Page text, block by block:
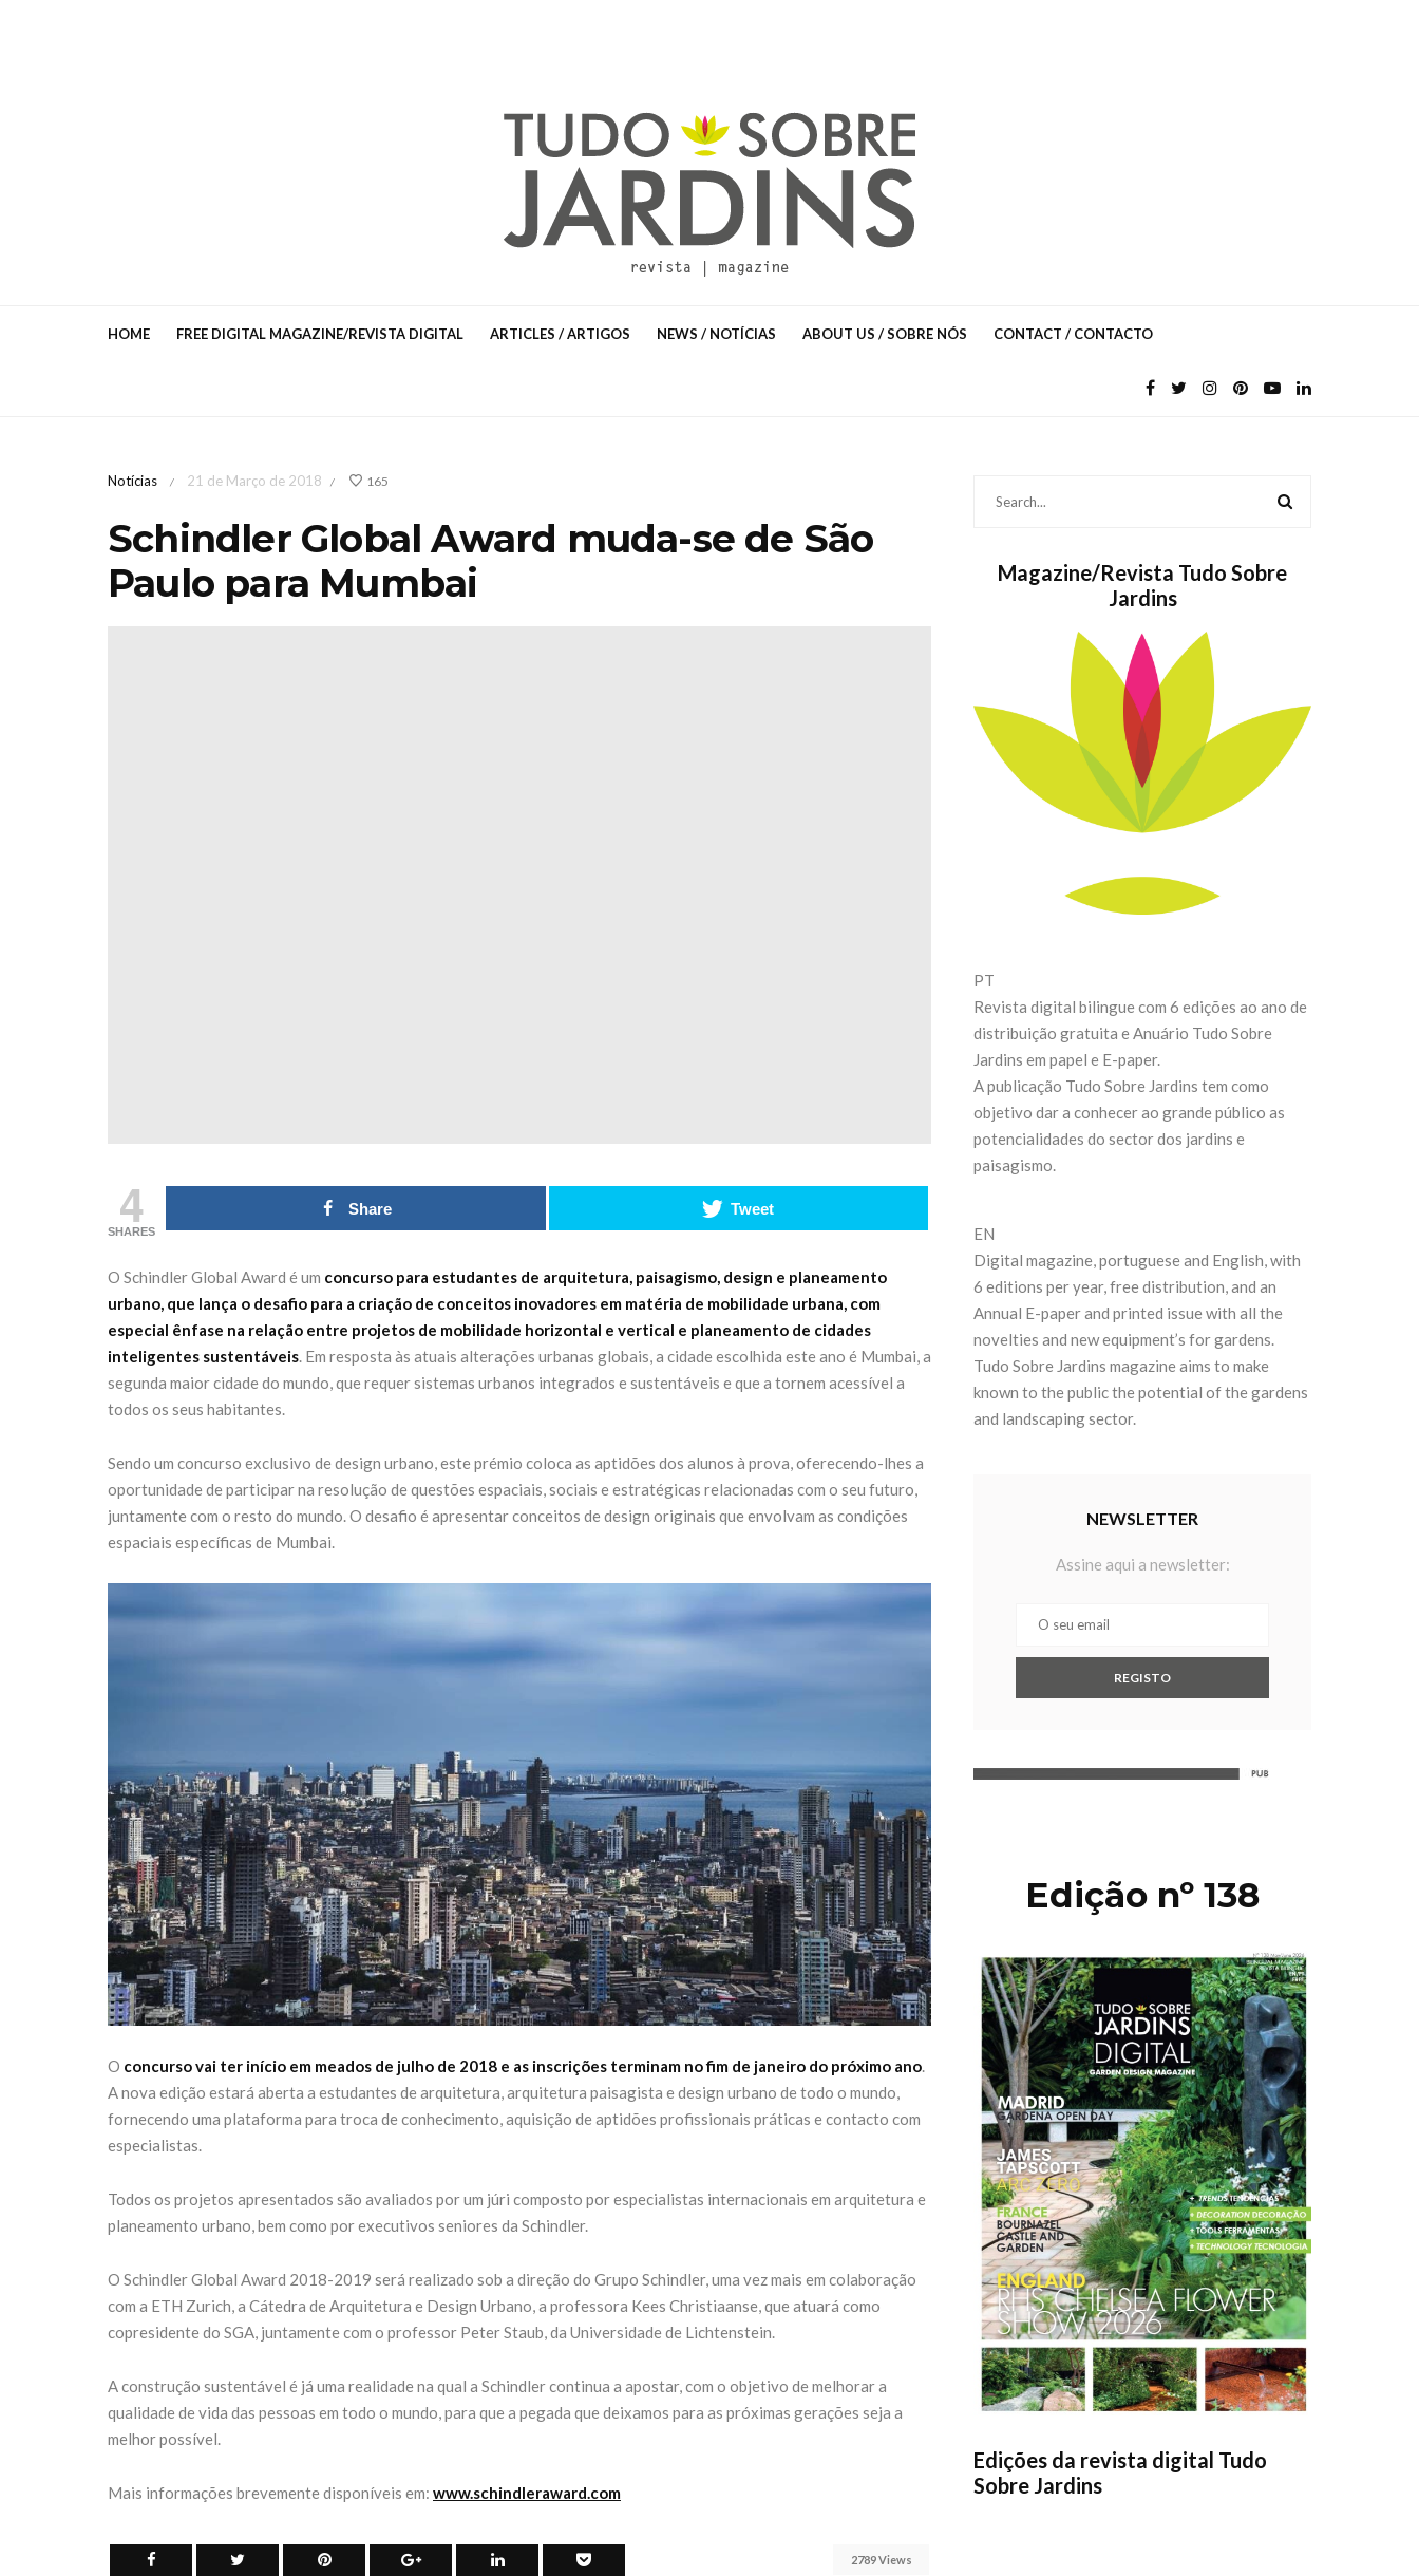
Bolos também
CONTINUE READING
HOME FREE DIGITAL MAGAZINE/REVISTA DIGITAL ARTICLES / ARTIGOS NEWS / NOTÍCIAS ABOUT US / SOBRE NÓS CONTACT / CONTACTO
Notícias / 21 de Março de 2018 / 165
Schindler Global Award muda-se de São
Paulo para Mumbai
4
SHARES
Share Tweet
O Schindler Global Award é um concurso para estudantes de arquitetura, paisagismo, design e planeamento
urbano, que lança o desafio para a criação de conceitos inovadores em matéria de mobilidade urbana, com
especial ênfase na relação entre projetos de mobilidade horizontal e vertical e planeamento de cidades
inteligentes sustentáveis. Em resposta às atuais alterações urbanas globais, a cidade escolhida este ano é Mumbai, a
segunda maior cidade do mundo, que requer sistemas urbanos integrados e sustentáveis e que a tornem acessível a
todos os seus habitantes.
Sendo um concurso exclusivo de design urbano, este prémio coloca as aptidões dos alunos à prova, oferecendo-lhes a
oportunidade de participar na resolução de questões espaciais, sociais e estratégicas relacionadas com o seu futuro,
juntamente com o resto do mundo. O desafio é apresentar conceitos de design originais que envolvam as condições
espaciais específicas de Mumbai.
O concurso vai ter início em meados de julho de 2018 e as inscrições terminam no fim de janeiro do próximo ano.
A nova edição estará aberta a estudantes de arquitetura, arquitetura paisagista e design urbano de todo o mundo,
fornecendo uma plataforma para troca de conhecimento, aquisição de aptidões profissionais práticas e contacto com
especialistas.
Todos os projetos apresentados são avaliados por um júri composto por especialistas internacionais em arquitetura e
planeamento urbano, bem como por executivos seniores da Schindler.
O Schindler Global Award 2018-2019 será realizado sob a direção do Grupo Schindler, uma vez mais em colaboração
com a ETH Zurich, a Cátedra de Arquitetura e Design Urbano, a professora Kees Christiaanse, que atuará como
copresidente do SGA, juntamente com o professor Peter Staub, da Universidade de Lichtenstein.
A construção sustentável é já uma realidade na qual a Schindler continua a apostar, com o objetivo de melhorar a
qualidade de vida das pessoas em todo o mundo, para que a pegada que deixamos para as próximas gerações seja a
melhor possível.
Mais informações brevemente disponíveis em: www.schindleraward.com
2789 Views
Magazine/Revista Tudo Sobre
Jardins
PT
Revista digital bilingue com 6 edições ao ano de
distribuição gratuita e Anuário Tudo Sobre
Jardins em papel e E-paper.
A publicação Tudo Sobre Jardins tem como
objetivo dar a conhecer ao grande público as
potencialidades do sector dos jardins e
paisagismo.
EN
Digital magazine, portuguese and English, with
6 editions per year, free distribution, and an
Annual E-paper and printed issue with all the
novelties and new equipment’s for gardens.
Tudo Sobre Jardins magazine aims to make
known to the public the potential of the gardens
and landscaping sector.
NEWSLETTER
Assine aqui a newsletter:
Edição nº 138
Edições da revista digital Tudo
Sobre Jardins